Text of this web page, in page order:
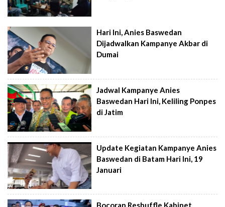
Hari Ini, Anies Baswedan
Dijadwalkan Kampanye Akbar di
Dumai
Jadwal Kampanye Anies
Baswedan Hari Ini, Keliling Ponpes
di Jatim
Update Kegiatan Kampanye Anies
Baswedan di Batam Hari Ini, 19
Januari
Bocoran Reshuffle Kabinet